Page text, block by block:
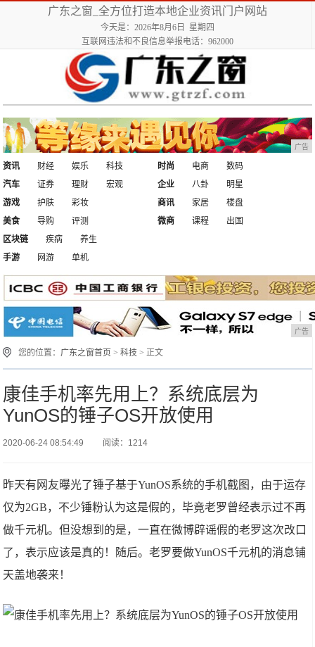
广东之窗_全方位打造本地企业资讯门户网站
今天是：2026年8月6日 星期四
互联网违法和不良信息举报电话：962000
广告
资讯 财经 娱乐
科技
汽车
证券 理财 宏观
时尚 电商
数码
企业
八卦
明星
游戏
护肤
彩妆
美食
导购 评测
商讯 家居
楼盘
微商
课程
出国
区块链
疾病
养生
手游
网游 单机
广告
您的位置： 广东之窗首页 >科技 > 正文
康佳手机率先用上？系统底层为
YunOS的锤子OS开放使用
2020-06-24 08:54:49 阅读：1214
昨天有网友曝光了锤子基于YunOS系统的手机截图，由于运存
仅为2GB，不少锤粉认为这是假的，毕竟老罗曾经表示过不再
做千元机。但没想到的是，一直在微博辟谣假的老罗这次改口
了，表示应该是真的！随后。老罗要做YunOS千元机的消息铺
天盖地袭来！